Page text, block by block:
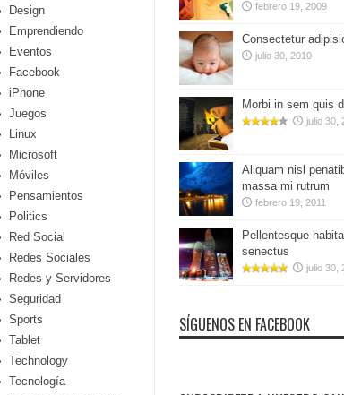
Design
Emprendiendo
Eventos
Facebook
iPhone
Juegos
Linux
Microsoft
Móviles
Pensamientos
Politics
Red Social
Redes Sociales
Redes y Servidores
Seguridad
Sports
Tablet
Technology
Tecnología
febrero 19, 2009
Consectetur
julio 30, 2010
Morbi in sem quis
julio 30,
Aliquam nisl
massa mi rutrum
febrero 19, 2011
Pellentesque
senectus
julio 30,
SÍGUENOS EN FACEBOOK